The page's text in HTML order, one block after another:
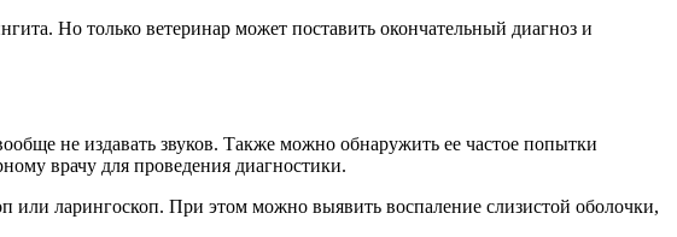
Но только ветеринар может поставить окончательный диагноз и
не издавать звуков. Также можно обнаружить ее частое попытки
врачу для проведения диагностики.
ларингоскоп. При этом можно выявить воспаление слизистой оболочки,